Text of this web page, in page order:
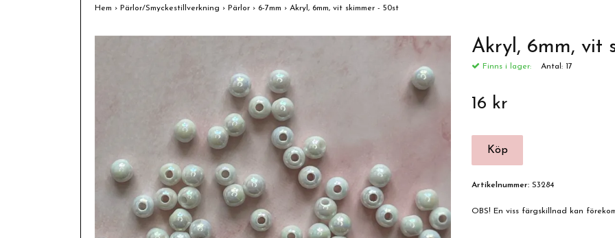
Hem › Pärlor/Smyckestillverkning › Pärlor › 6-7mm › Akryl, 6mm, vit skimmer - 50st
Akryl, 6mm, vit
Finns i lager: Antal: 17
16 kr
Artikelnummer: S3284
OBS! En viss färgskillnad kan